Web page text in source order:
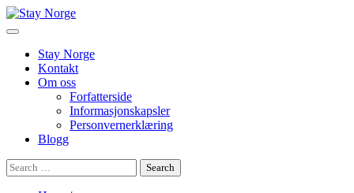
Skip
to
Stay Norge
Kontakt
Om oss
Forfatterside
Informasjonskapsler
Personvernerklæring
Blogg
Search
for: